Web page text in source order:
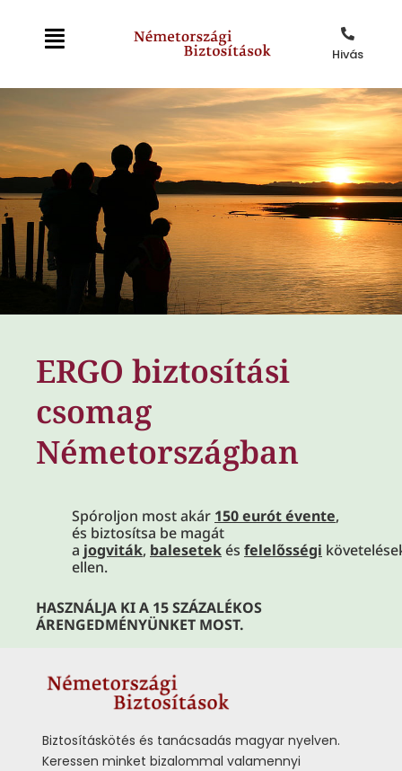
Hivás
ERGO biztosítási
csomag
Németországban
Spóroljon most akár 150 eurótévente,
és biztosítsa be magát
a jogviták, balesetekés felelősségi
ellen.
HASZNÁLJA KI A 15 SZÁZALÉKOS
ÁRENGEDMÉNYÜNKET MOST.
Biztosításkötés és tanácsadás magyar nyelven.
Keressen minket bizalommal valamennyi